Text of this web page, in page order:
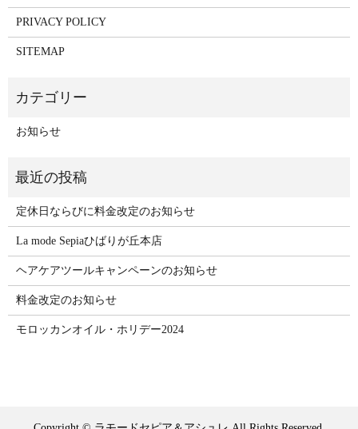
PRIVACY POLICY
SITEMAP
お知らせ
定休日ならびに料金改定のお知らせ
La mode Sepiaひばりが丘本店
ヘアケアツールキャンペーンのお知らせ
料金改定のお知らせ
モロッカンオイル・ホリデー2024